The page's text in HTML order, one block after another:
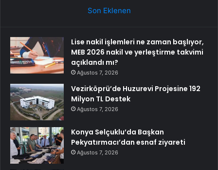
Son Eklenen
Lise nakil işlemleri ne zaman başlıyor,
MEB 2026 nakil ve yerleştirme takvimi
açıklandı mı?
Ağustos 7, 2026
Vezirköprü’de Huzurevi Projesine 192
Milyon TL Destek
Ağustos 7, 2026
Konya Selçuklu’da Başkan
Pekyatırmacı’dan esnaf ziyareti
Ağustos 7, 2026